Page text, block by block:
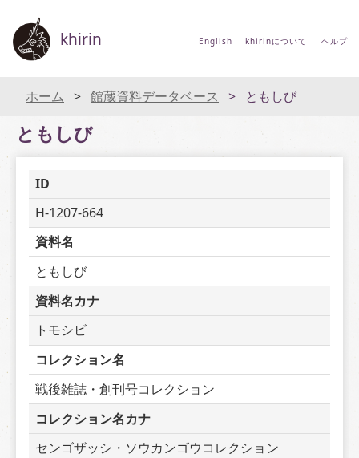
khirin English khirinについて ヘルプ
ホーム 館蔵資料データベース ともしび
ともしび
ID
H-1207-664
資料名
ともしび
資料名カナ
トモシビ
コレクション名
戦後雑誌・創刊号コレクション
コレクション名カナ
センゴザッシ・ソウカンゴウコレクション